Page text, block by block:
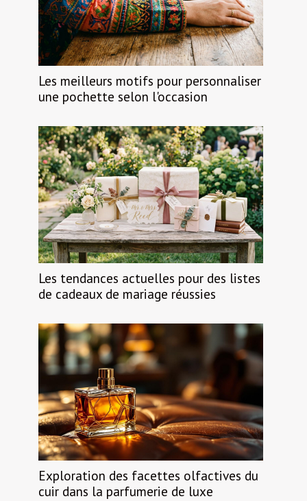
Les meilleurs motifs pour personnaliser
une pochette selon l'occasion
Les tendances actuelles pour des listes
de cadeaux de mariage réussies
Exploration des facettes olfactives du
cuir dans la parfumerie de luxe